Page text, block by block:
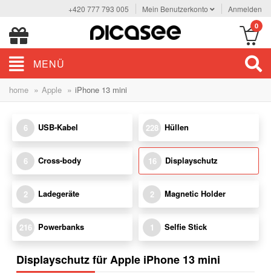
+420 777 793 005 Mein Benutzerkonto Anmelden
0
MENÜ
home » Apple » iPhone 13 mini
6 USB-Kabel 228 Hüllen
6 Cross-body 16 Displayschutz
2 Ladegeräte 2 Magnetic Holder
216 Powerbanks 1 Selfie Stick
Displayschutz für Apple iPhone 13 mini